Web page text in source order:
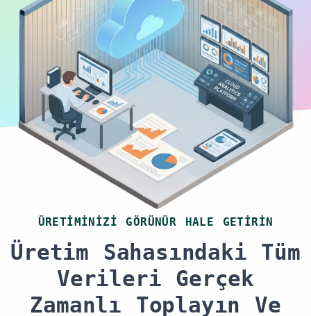
ÜRETIMINIZI GÖRÜNÜR HALE GETIRIN
Üretim Sahasındaki Tüm
Verileri Gerçek
Zamanlı Toplayın Ve